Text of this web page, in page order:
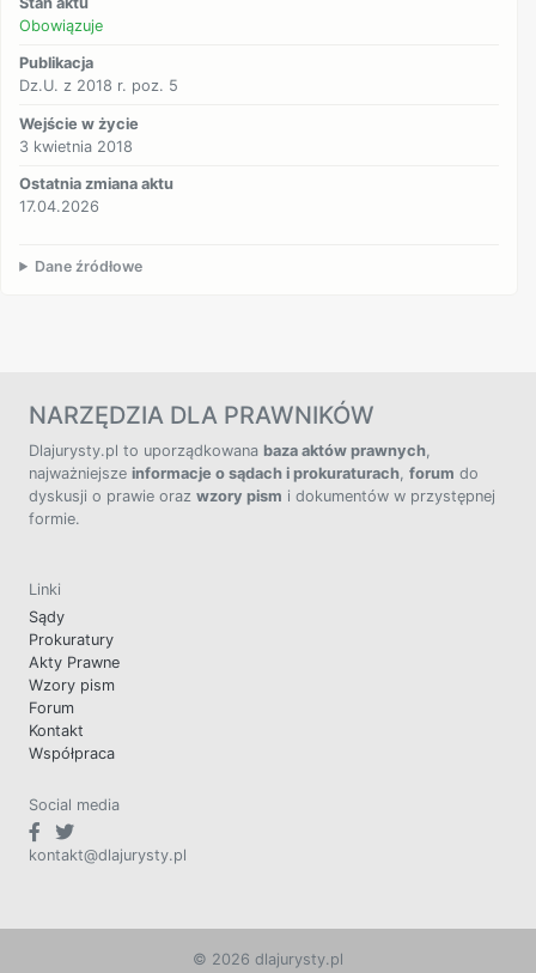
Obowiązuje
Publikacja
Dz.U. z 2018 r. poz. 5
Wejście w życie
3 kwietnia 2018
Ostatnia zmiana aktu
17.04.2026
Dane źródłowe
NARZĘDZIA DLA PRAWNIKÓW
Dlajurysty.pl to uporządkowana baza aktów prawnych,
najważniejsze informacje o sądach i prokuraturach, forum do
dyskusji o prawie oraz wzory pism i dokumentów w przystępnej
formie.
Linki
Sądy
Prokuratury
Akty Prawne
Wzory pism
Forum
Kontakt
Współpraca
Social media
kontakt@dlajurysty.pl
© 2026 dlajurysty.pl